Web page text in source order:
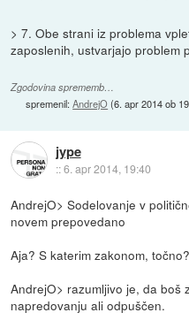
> 7. Obe strani iz problema
zaposlenih, ustvarjajo problem
Zgodovina sprememb…
spremenil:AndrejO(6. apr 2014 ob
jype
::6. apr 2014, 19:40
AndrejO> Sodelovanje v
novem prepovedano
Aja? S katerim zakonom, točno?
AndrejO> razumljivo je, da boš
napredovanju ali odpuščen.